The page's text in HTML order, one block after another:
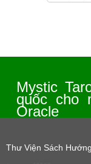
Mystic
quốc cho
Oracle
Thư Viện Sách